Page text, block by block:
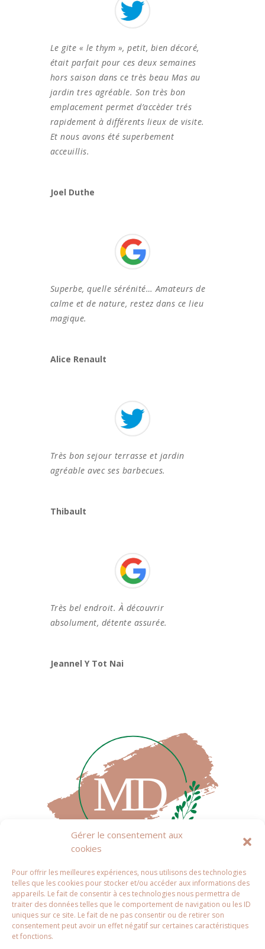
Gérer le consentement aux
cookies
Pour offrir les meilleures expériences, nous utilisons des technologies
telles que les cookies pour stocker et/ou accéder aux informations des
appareils. Le fait de consentir à ces technologies nous permettra de
traiter des données telles que le comportement de navigation ou les ID
uniques sur ce site. Le fait de ne pas consentir ou de retirer son
consentement peut avoir un effet négatif sur certaines caractéristiques
et fonctions.
Le gite « le thym », petit, bien décoré,
était parfait pour ces deux semaines
hors saison dans ce très beau Mas au
jardin tres agréable. Son très bon
emplacement permet d’accèder trés
rapidement à différents lieux de visite.
Et nous avons été superbement
acceuillis.
Joel Duthe
Superbe, quelle sérénité… Amateurs de
calme et de nature, restez dans ce lieu
magique.
Alice Renault
Très bon sejour terrasse et jardin
agréable avec ses barbecues.
Thibault
Très bel endroit. À découvrir
absolument, détente assurée.
Jeannel Y Tot Nai
© Gites de Catalogne 2022. Tous droits